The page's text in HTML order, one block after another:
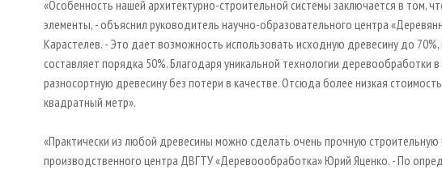
«Особенность нашей архитектурно-строительной системы заключается в том,
элементы, - объяснил руководитель научно-образовательного центра
Карастелев. - Это дает возможность использовать исходную древесину до
составляет порядка 50%. Благодаря уникальной технологии деревообработки
разносортную древесину без потери в качестве. Отсюда более низкая
квадратный метр».
«Практически из любой древесины можно сделать очень прочную
производственного центра ДВГТУ «Деревоообработка» Юрий Яценко. - По